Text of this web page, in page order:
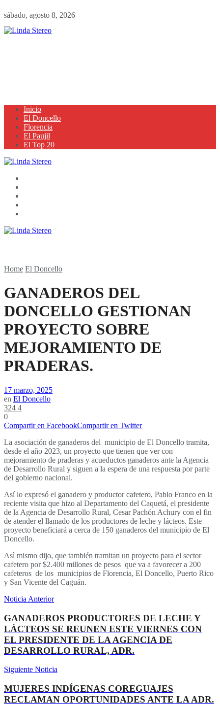
sábado, agosto 8, 2026
Inicio
El Doncello
Florencia
El Paujil
El Top 20
Home El Doncello
GANADEROS DEL
DONCELLO GESTIONAN
PROYECTO SOBRE
MEJORAMIENTO DE
PRADERAS.
17 marzo, 2025
en El Doncello
324 4
0
Compartir en FacebookCompartir en Twitter
La asociación de ganaderos del municipio de El Doncello tramita,
desde el año 2023, un proyecto que tienen que ver con
mejoramiento de praderas y acueductos ganaderos ante la Agencia
de Desarrollo Rural y siguen a la espera de una respuesta por parte
del gobierno nacional.
Así lo expresó el ganadero y productor cafetero, Pablo Franco en la
reciente visita que hizo al Departamento del Caquetá, el presidente
de la Agencia de Desarrollo Rural, Cesar Pachón Achury con el fin
de atender el llamado de los productores de leche y lácteos. Este
proyecto beneficiará a cerca de 150 ganaderos del municipio de El
Doncello.
Asì mismo dijo, que también tramitan un proyecto para el sector
cafetero por $2.400 millones de pesos que va a favorecer a 200
cafeteros de los municipios de Florencia, El Doncello, Puerto Rico
y San Vicente del Caguán.
Noticia Anterior
GANADEROS PRODUCTORES DE LECHE Y
LÁCTEOS SE REUNEN ESTE VIERNES CON
EL PRESIDENTE DE LA AGENCIA DE
DESARROLLO RURAL, ADR.
Siguiente Noticia
MUJERES INDÍGENAS COREGUAJES
RECLAMAN OPORTUNIDADES ANTE LA ADR.